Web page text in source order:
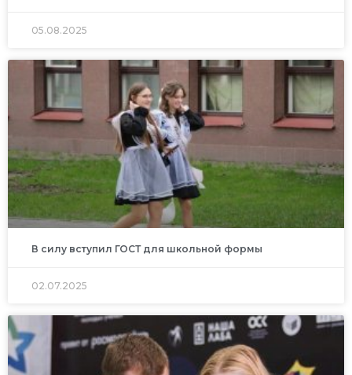
05.08.2025
В силу вступил ГОСТ для школьной формы
02.07.2025